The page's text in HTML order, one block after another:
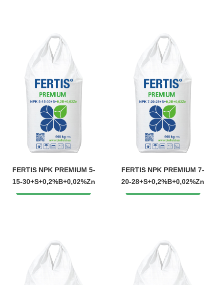
FERTIS NPK PREMIUM 5-
15-30+S+0,2%B+0,02%Zn
FERTIS NPK PREMIUM 7-
20-28+S+0,2%B+0,02%Zn